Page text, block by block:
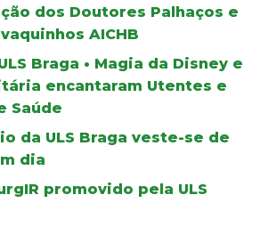
dos Doutores Palhaços e
AICHB
Braga • Magia da Disney e
encantaram Utentes e
Saúde
da ULS Braga veste-se de
dia
promovido pela ULS